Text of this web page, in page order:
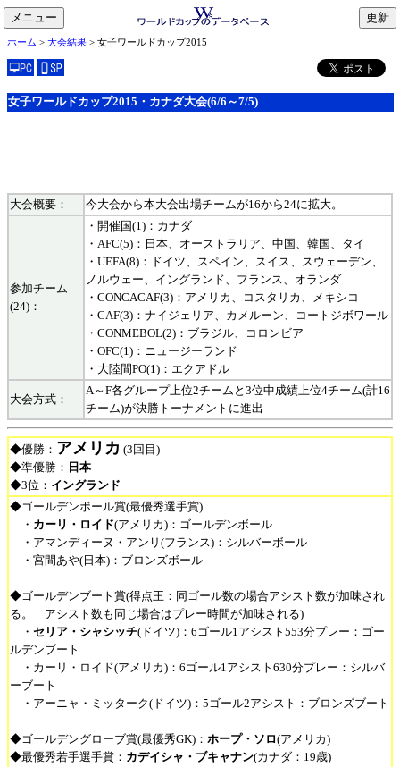
メニュー
toggle
navigation
ホーム > 大会結果 > 女子ワールドカップ2015
女子ワールドカップ2015・カナダ大会(6/6～7/5)
大会概要： 今大会から本大会出場チームが16から24に拡大。
参加チーム
(24)：
・開催国(1)：カナダ
・AFC(5)：日本、オーストラリア、中国、韓国、タイ
・UEFA(8)：ドイツ、スペイン、スイス、スウェーデン、
ノルウェー、イングランド、フランス、オランダ
・CONCACAF(3)：アメリカ、コスタリカ、メキシコ
・CAF(3)：ナイジェリア、カメルーン、コートジボワール
・CONMEBOL(2)：ブラジル、コロンビア
・OFC(1)：ニュージーランド
・大陸間PO(1)：エクアドル
大会方式：
A～F各グループ上位2チームと3位中成績上位4チーム(計16
チーム)が決勝トーナメントに進出
◆優勝： アメリカ (3回目)
◆準優勝： 日本
◆3位： イングランド
◆ゴールデンボール賞(最優秀選手賞)
・ カーリ・ロイド(アメリカ)：ゴールデンボール
・アマンディーヌ・アンリ(フランス)：シルバーボール
・宮間あや(日本)：ブロンズボール
◆ゴールデンブート賞(得点王：同ゴール数の場合アシスト数が加味され
る。 アシスト数も同じ場合はプレー時間が加味される)
・ セリア・シャシッチ(ドイツ)：6ゴール1アシスト553分プレー：ゴー
ルデンブート
・カーリ・ロイド(アメリカ)：6ゴール1アシスト630分プレー：シルバ
ーブート
・アーニャ・ミッターク(ドイツ)：5ゴール2アシスト：ブロンズブート
◆ゴールデングローブ賞(最優秀GK)： ホープ・ソロ(アメリカ)
◆最優秀若手選手賞： カデイシャ・ブキャナン(カナダ：19歳)